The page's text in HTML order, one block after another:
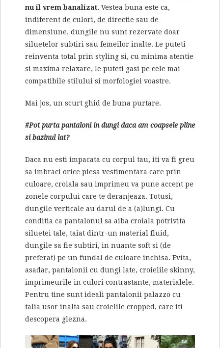
nu il vrem banalizat. Vestea buna este ca,
indiferent de culori, de directie sau de
dimensiune, dungile nu sunt rezervate doar
siluetelor subtiri sau femeilor inalte. Le puteti
reinventa total prin styling si, cu minima atentie
si maxima relaxare, le puteti gasi pe cele mai
compatibile stilului si morfologiei voastre.
Mai jos, un scurt ghid de buna purtare.
#Pot purta pantaloni in dungi daca am coapsele pline
si bazinul lat?
Daca nu esti impacata cu corpul tau, iti va fi greu
sa imbraci orice piesa vestimentara care prin
culoare, croiala sau imprimeu va pune accent pe
zonele corpului care te deranjeaza. Totusi,
dungile verticale au darul de a (a)lungi. Cu
conditia ca pantalonul sa aiba croiala potrivita
siluetei tale, taiat dintr-un material fluid,
dungile sa fie subtiri, in nuante soft si (de
preferat) pe un fundal de culoare inchisa. Evita,
asadar, pantalonii cu dungi late, croielile skinny,
imprimeurile in culori contrastante, materialele.
Pentru tine sunt ideali pantalonii palazzo cu
talia usor inalta sau croielile cropped, care iti
descopera glezna.